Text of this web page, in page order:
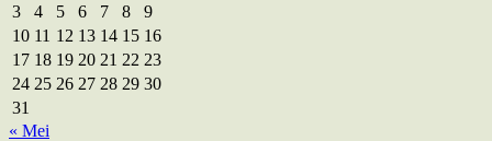
3
4 5 6 7 8
9
10 11 12 13 14 15 16
17 18 19 20 21 22 23
24 25 26 27 28 29 30
31
« Mei